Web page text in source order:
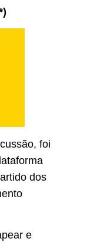
foi
dos
e